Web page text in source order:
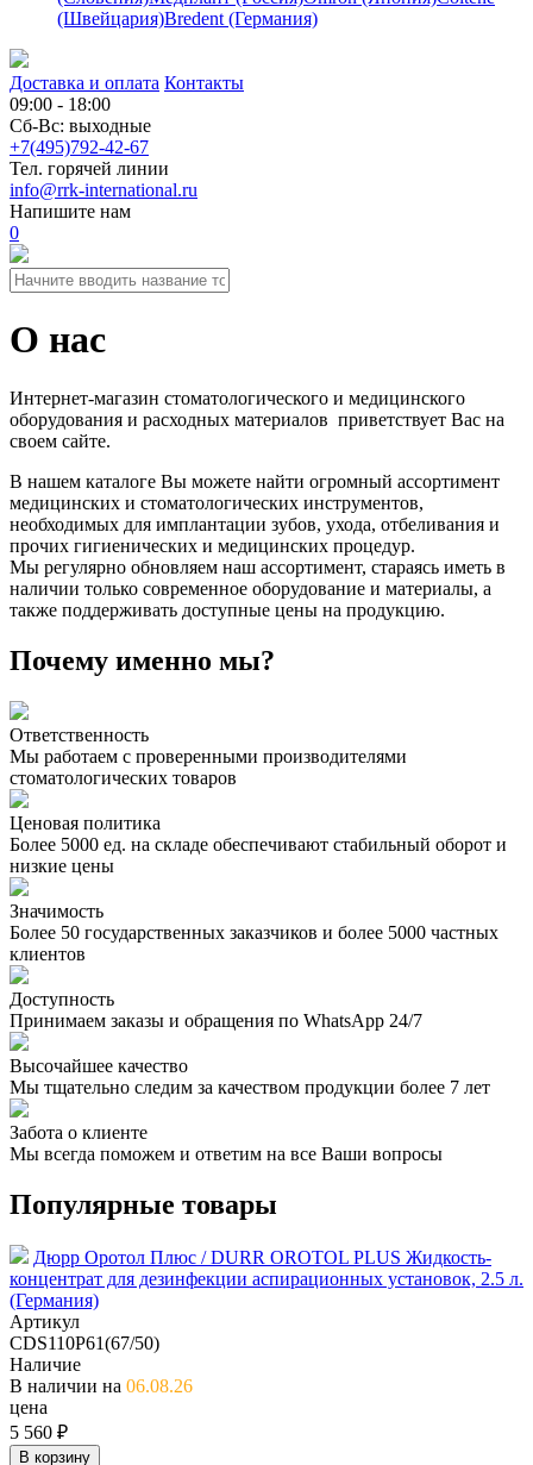
(Швейцария)Bredent (Германия)
Доставка и оплата Контакты
09:00 - 18:00
Сб-Вс: выходные
+7(495)792-42-67
Тел. горячей линии
info@rrk-international.ru
Напишите нам
0
О нас
Интернет-магазин стоматологического и медицинского
оборудования и расходных материалов приветствует Вас на
своем сайте.
В нашем каталоге Вы можете найти огромный ассортимент
медицинских и стоматологических инструментов,
необходимых для имплантации зубов, ухода, отбеливания и
прочих гигиенических и медицинских процедур.
Мы регулярно обновляем наш ассортимент, стараясь иметь в
наличии только современное оборудование и материалы, а
также поддерживать доступные цены на продукцию.
Почему именно мы?
Ответственность
Мы работаем с проверенными производителями
стоматологических товаров
Ценовая политика
Более 5000 ед. на складе обеспечивают стабильный оборот и
низкие цены
Значимость
Более 50 государственных заказчиков и более 5000 частных
клиентов
Доступность
Принимаем заказы и обращения по WhatsApp 24/7
Высочайшее качество
Мы тщательно следим за качеством продукции более 7 лет
Забота о клиенте
Мы всегда поможем и ответим на все Ваши вопросы
Популярные товары
Дюрр Оротол Плюс / DURR OROTOL PLUS Жидкость-
концентрат для дезинфекции аспирационных установок, 2.5 л.
(Германия)
Артикул
CDS110P61(67/50)
Наличие
В наличии на 06.08.26
цена
5 560 ₽
В корзину